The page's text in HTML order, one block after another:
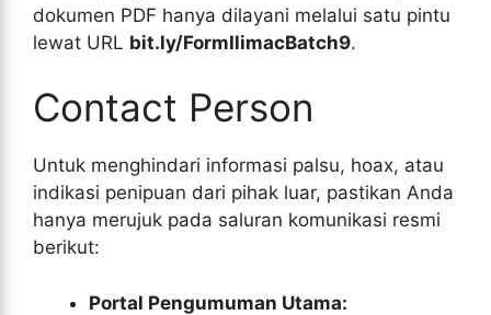
dokumen PDF hanya dilayani melalui satu pintu
lewat URL bit.ly/FormIlimacBatch9.
Contact Person
Untuk menghindari informasi palsu, hoax, atau
indikasi penipuan dari pihak luar, pastikan Anda
hanya merujuk pada saluran komunikasi resmi
berikut:
Portal Pengumuman Utama: